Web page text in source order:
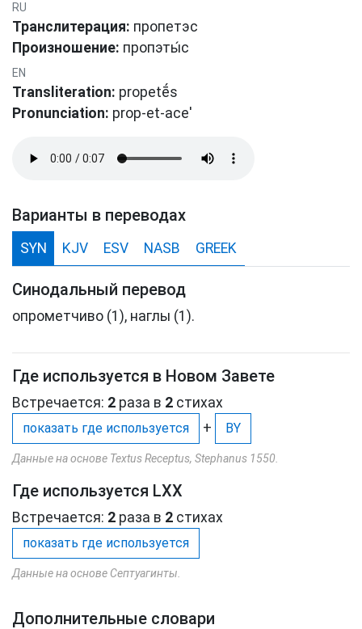
RU
Транслитерация: пропетэс
Произношение: прοпэты́с
EN
Transliteration: propetḗs
Pronunciation: prop-et-ace'
Варианты в переводах
SYN KJV ESV NASB GREEK
Синодальный перевод
опрометчиво (1), наглы (1).
Где используется в Новом Завете
Встречается: 2 раза в 2 стихах
показать где используется + BY
Данные на основе Textus Receptus, Stephanus 1550.
Где используется LXX
Встречается: 2 раза в 2 стихах
показать где используется
Данные на основе Септуагинты.
Дополнительные словари